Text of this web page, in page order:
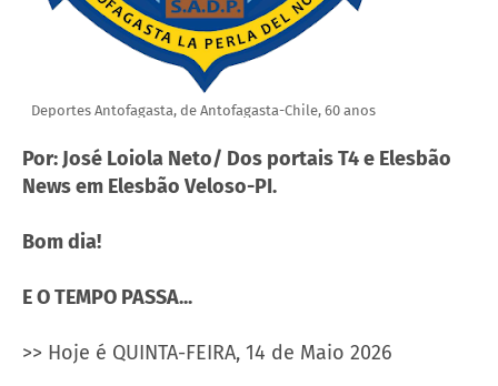
Deportes Antofagasta, de Antofagasta-Chile, 60 anos
Por: José Loiola Neto/ Dos portais T4 e Elesbão
News em Elesbão Veloso-PI.
Bom dia!
E O TEMPO PASSA...
>> Hoje é QUINTA-FEIRA, 14 de Maio 2026